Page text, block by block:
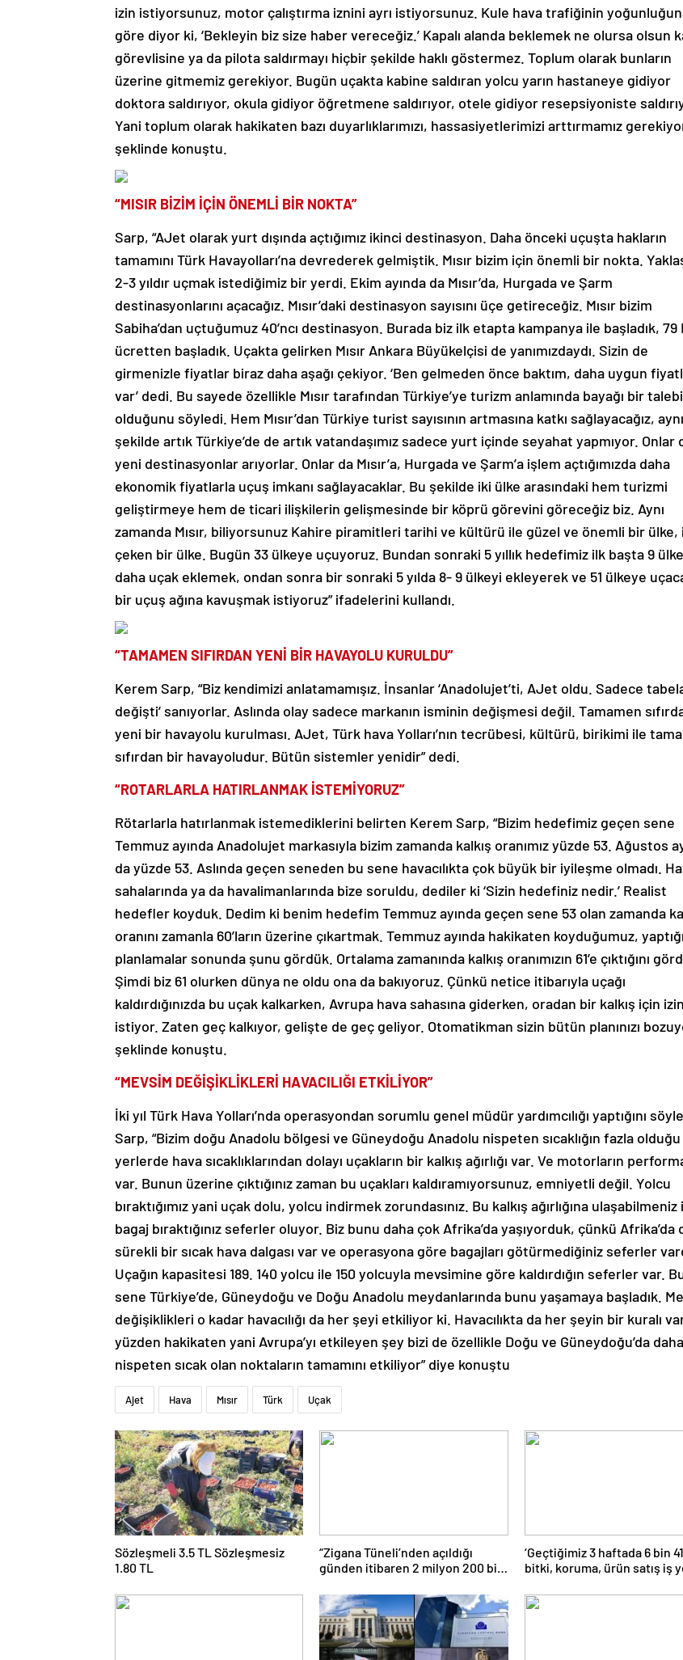
izin istiyorsunuz, motor çalıştırma iznini ayrı istiyorsunuz. Kule hava trafiğinin
göre diyor ki, ‘Bekleyin biz size haber vereceğiz.’ Kapalı alanda beklemek ne olursa olsun
görevlisine ya da pilota saldırmayı hiçbir şekilde haklı göstermez. Toplum olarak bunların
üzerine gitmemiz gerekiyor. Bugün uçakta kabine saldıran yolcu yarın hastaneye gidiyor
doktora saldırıyor, okula gidiyor öğretmene saldırıyor, otele gidiyor resepsiyoniste
Yani toplum olarak hakikaten bazı duyarlıklarımızı, hassasiyetlerimizi arttırmamız
şeklinde konuştu.
“MISIR BİZİM İÇİN ÖNEMLİ BİR NOKTA”
Sarp, “AJet olarak yurt dışında açtığımız ikinci destinasyon. Daha önceki uçuşta hakların
tamamını Türk Havayolları’na devrederek gelmiştik. Mısır bizim için önemli bir nokta.
2-3 yıldır uçmak istediğimiz bir yerdi. Ekim ayında da Mısır’da, Hurgada ve Şarm
destinasyonlarını açacağız. Mısır’daki destinasyon sayısını üçe getireceğiz. Mısır bizim
Sabiha’dan uçtuğumuz 40’ncı destinasyon. Burada biz ilk etapta kampanya ile başladık, 79
ücretten başladık. Uçakta gelirken Mısır Ankara Büyükelçisi de yanımızdaydı. Sizin de
girmenizle fiyatlar biraz daha aşağı çekiyor. ‘Ben gelmeden önce baktım, daha uygun
var’ dedi. Bu sayede özellikle Mısır tarafından Türkiye’ye turizm anlamında bayağı bir
olduğunu söyledi. Hem Mısır’dan Türkiye turist sayısının artmasına katkı sağlayacağız, aynı
şekilde artık Türkiye’de de artık vatandaşımız sadece yurt içinde seyahat yapmıyor. Onlar
yeni destinasyonlar arıyorlar. Onlar da Mısır’a, Hurgada ve Şarm’a işlem açtığımızda daha
ekonomik fiyatlarla uçuş imkanı sağlayacaklar. Bu şekilde iki ülke arasındaki hem turizmi
geliştirmeye hem de ticari ilişkilerin gelişmesinde bir köprü görevini göreceğiz biz. Aynı
zamanda Mısır, biliyorsunuz Kahire piramitleri tarihi ve kültürü ile güzel ve önemli bir ülke,
çeken bir ülke. Bugün 33 ülkeye uçuyoruz. Bundan sonraki 5 yıllık hedefimiz ilk başta 9
daha uçak eklemek, ondan sonra bir sonraki 5 yılda 8- 9 ülkeyi ekleyerek ve 51 ülkeye
bir uçuş ağına kavuşmak istiyoruz” ifadelerini kullandı.
“TAMAMEN SIFIRDAN YENİ BİR HAVAYOLU KURULDU”
Kerem Sarp, “Biz kendimizi anlatamamışız. İnsanlar ‘Anadolujet’ti, AJet oldu. Sadece
değişti’ sanıyorlar. Aslında olay sadece markanın isminin değişmesi değil. Tamamen
yeni bir havayolu kurulması. AJet, Türk hava Yolları’nın tecrübesi, kültürü, birikimi ile
sıfırdan bir havayoludur. Bütün sistemler yenidir” dedi.
“ROTARLARLA HATIRLANMAK İSTEMİYORUZ”
Rötarlarla hatırlanmak istemediklerini belirten Kerem Sarp, “Bizim hedefimiz geçen sene
Temmuz ayında Anadolujet markasıyla bizim zamanda kalkış oranımız yüzde 53. Ağustos
da yüzde 53. Aslında geçen seneden bu sene havacılıkta çok büyük bir iyileşme olmadı.
sahalarında ya da havalimanlarında bize soruldu, dediler ki ‘Sizin hedefiniz nedir.’ Realist
hedefler koyduk. Dedim ki benim hedefim Temmuz ayında geçen sene 53 olan zamanda
oranını zamanla 60’ların üzerine çıkartmak. Temmuz ayında hakikaten koyduğumuz,
planlamalar sonunda şunu gördük. Ortalama zamanında kalkış oranımızın 61’e çıktığını
Şimdi biz 61 olurken dünya ne oldu ona da bakıyoruz. Çünkü netice itibarıyla uçağı
kaldırdığınızda bu uçak kalkarken, Avrupa hava sahasına giderken, oradan bir kalkış için izin
istiyor. Zaten geç kalkıyor, gelişte de geç geliyor. Otomatikman sizin bütün planınızı
şeklinde konuştu.
“MEVSİM DEĞİŞİKLİKLERİ HAVACILIĞI ETKİLİYOR”
İki yıl Türk Hava Yolları’nda operasyondan sorumlu genel müdür yardımcılığı yaptığını
Sarp, “Bizim doğu Anadolu bölgesi ve Güneydoğu Anadolu nispeten sıcaklığın fazla olduğu
yerlerde hava sıcaklıklarından dolayı uçakların bir kalkış ağırlığı var. Ve motorların
var. Bunun üzerine çıktığınız zaman bu uçakları kaldıramıyorsunuz, emniyetli değil. Yolcu
bıraktığımız yani uçak dolu, yolcu indirmek zorundasınız. Bu kalkış ağırlığına ulaşabilmeniz
bagaj bıraktığınız seferler oluyor. Biz bunu daha çok Afrika’da yaşıyorduk, çünkü Afrika’da
sürekli bir sıcak hava dalgası var ve operasyona göre bagajları götürmediğiniz seferler
Uçağın kapasitesi 189. 140 yolcu ile 150 yolcuyla mevsimine göre kaldırdığın seferler var.
sene Türkiye’de, Güneydoğu ve Doğu Anadolu meydanlarında bunu yaşamaya başladık.
değişiklikleri o kadar havacılığı da her şeyi etkiliyor ki. Havacılıkta da her şeyin bir kuralı
yüzden hakikaten yani Avrupa’yı etkileyen şey bizi de özellikle Doğu ve Güneydoğu’da daha
nispeten sıcak olan noktaların tamamını etkiliyor” diye konuştu
Ajet Hava Mısır Türk Uçak
Sözleşmeli 3.5 TL Sözleşmesiz
1.80 TL
“Zigana Tüneli’nden açıldığı
günden itibaren 2 milyon 200 bin
‘Geçtiğimiz 3 haftada 6 bin
bitki, koruma, ürün satış iş